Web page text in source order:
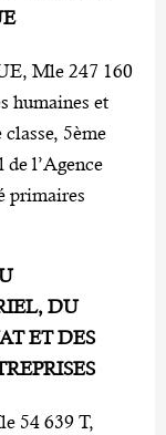
Mle 247 160
humaines et
5ème
l’Agence
primaires
DU
ET DES
54 639 T,